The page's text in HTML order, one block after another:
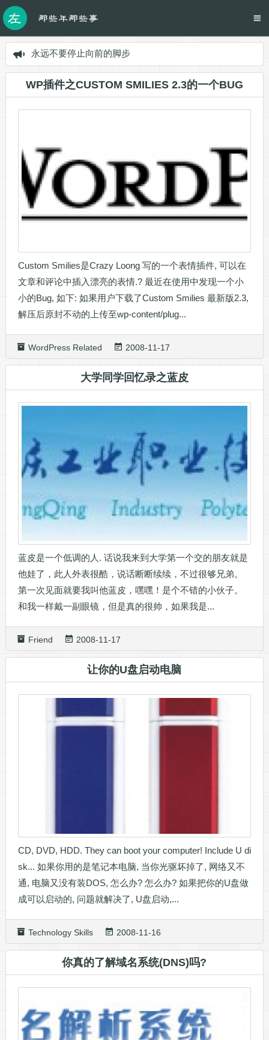
永远不要停止向前的脚步
WP插件之CUSTOM SMILIES 2.3的一个BUG
Custom Smilies是Crazy Loong 写的一个表情插件, 可以在
文章和评论中插入漂亮的表情.? 最近在使用中发现一个小
小的Bug, 如下: 如果用户下载了Custom Smilies 最新版2.3,
解压后原封不动的上传至wp-content/plug...
WordPress Related 2008-11-17
大学同学回忆录之蓝皮
蓝皮是一个低调的人. 话说我来到大学第一个交的朋友就是
他娃了，此人外表很酷，说话断断续续，不过很够兄弟。
第一次见面就要我叫他蓝皮，嘿嘿！是个不错的小伙子。
和我一样戴一副眼镜，但是真的很帅，如果我是...
Friend 2008-11-17
让你的U盘启动电脑
CD, DVD, HDD. They can boot your computer! Include U di
sk... 如果你用的是笔记本电脑, 当你光驱坏掉了, 网络又不
通, 电脑又没有装DOS, 怎么办? 怎么办? 如果把你的U盘做
成可以启动的, 问题就解决了, U盘启动,...
Technology Skills 2008-11-16
你真的了解域名系统(DNS)吗?